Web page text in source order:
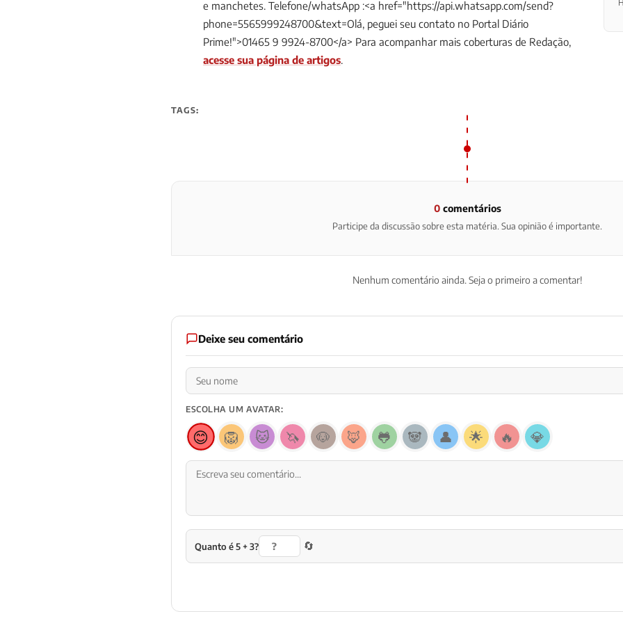
e manchetes. Telefone/whatsApp :<a href="https://api.whatsapp.com/send?
phone=5565999248700&text=Olá, peguei seu contato no Portal Diário
Prime!">01465 9 9924-8700</a> Para acompanhar mais coberturas de Redação,
acesse sua página de artigos.
TAGS:
0comentários
Participe da discussão sobre esta matéria. Sua opinião é importante.
Nenhum comentário ainda. Seja o primeiro a comentar!
Deixe seu comentário
ESCOLHA UM AVATAR:
😊 🦁 🐱 🦄 🐶 🦊 🐸 🐼 👤 🌟 🔥 💎
Quanto é 5 + 3? 🔄